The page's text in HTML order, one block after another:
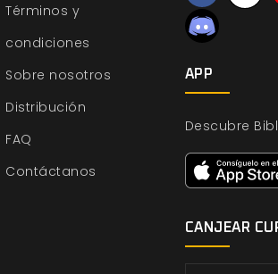
Términos y
condiciones
Sobre nosotros
Distribución
FAQ
Contáctanos
APP
Descubre
CANJEAR